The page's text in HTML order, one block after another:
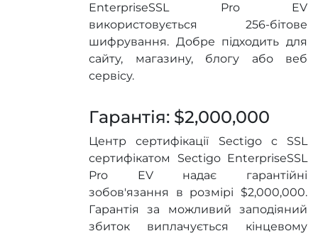
EnterpriseSSL Pro EV
використовується 256-бітове
шифрування. Добре підходить для
сайту, магазину, блогу або веб
сервісу.
Гарантія: $2,000,000
Центр сертифікації Sectigo c SSL
сертифікатом Sectigo EnterpriseSSL
Pro EV надає гарантійні
зобов'язання в розмірі $2,000,000.
Гарантія за можливий заподіяний
збиток виплачується кінцевому